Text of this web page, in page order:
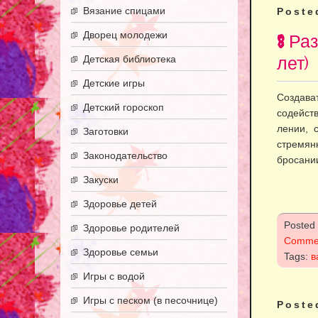
8
лет)
лении,
Tags:
Вязание спицами
Дворец молодежи
Детская библиотека
Детские игры
Детский гороскоп
Заготовки
Законодательство
Закуски
Здоровье детей
Здоровье родителей
Здоровье семьи
Игры с водой
Игры с песком (в песочнице)